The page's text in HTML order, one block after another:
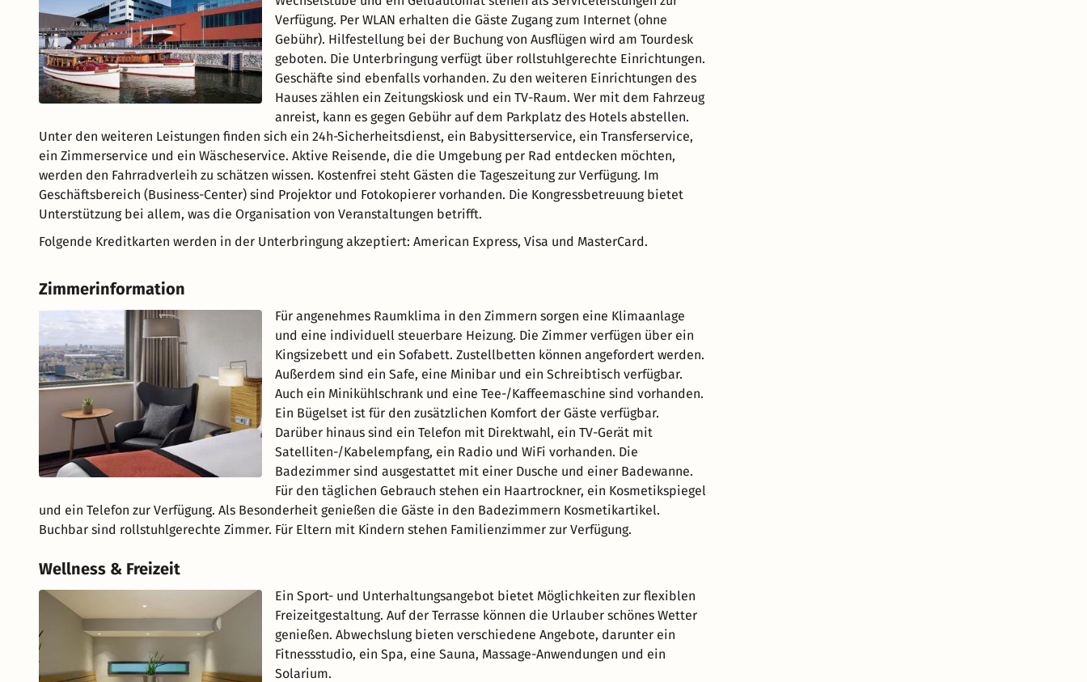
Verfügung. Per WLAN erhalten die Gäste Zugang zum Internet (ohne
Gebühr). Hilfestellung bei der Buchung von Ausflügen wird am Tourdesk
geboten. Die Unterbringung verfügt über rollstuhlgerechte Einrichtungen.
Geschäfte sind ebenfalls vorhanden. Zu den weiteren Einrichtungen des
Hauses zählen ein Zeitungskiosk und ein TV-Raum. Wer mit dem Fahrzeug
anreist, kann es gegen Gebühr auf dem Parkplatz des Hotels abstellen.
Unter den weiteren Leistungen finden sich ein 24h-Sicherheitsdienst, ein Babysitterservice, ein Transferservice,
ein Zimmerservice und ein Wäscheservice. Aktive Reisende, die die Umgebung per Rad entdecken möchten,
werden den Fahrradverleih zu schätzen wissen. Kostenfrei steht Gästen die Tageszeitung zur Verfügung. Im
Geschäftsbereich (Business-Center) sind Projektor und Fotokopierer vorhanden. Die Kongressbetreuung bietet
Unterstützung bei allem, was die Organisation von Veranstaltungen betrifft.
Folgende Kreditkarten werden in der Unterbringung akzeptiert: American Express, Visa und MasterCard.
Zimmerinformation
Für angenehmes Raumklima in den Zimmern sorgen eine Klimaanlage
und eine individuell steuerbare Heizung. Die Zimmer verfügen über ein
Kingsizebett und ein Sofabett. Zustellbetten können angefordert werden.
Außerdem sind ein Safe, eine Minibar und ein Schreibtisch verfügbar.
Auch ein Minikühlschrank und eine Tee-/Kaffeemaschine sind vorhanden.
Ein Bügelset ist für den zusätzlichen Komfort der Gäste verfügbar.
Darüber hinaus sind ein Telefon mit Direktwahl, ein TV-Gerät mit
Satelliten-/Kabelempfang, ein Radio und WiFi vorhanden. Die
Badezimmer sind ausgestattet mit einer Dusche und einer Badewanne.
Für den täglichen Gebrauch stehen ein Haartrockner, ein Kosmetikspiegel
und ein Telefon zur Verfügung. Als Besonderheit genießen die Gäste in den Badezimmern Kosmetikartikel.
Buchbar sind rollstuhlgerechte Zimmer. Für Eltern mit Kindern stehen Familienzimmer zur Verfügung.
Wellness & Freizeit
Ein Sport- und Unterhaltungsangebot bietet Möglichkeiten zur flexiblen
Freizeitgestaltung. Auf der Terrasse können die Urlauber schönes Wetter
genießen. Abwechslung bieten verschiedene Angebote, darunter ein
Fitnessstudio, ein Spa, eine Sauna, Massage-Anwendungen und ein
Solarium.